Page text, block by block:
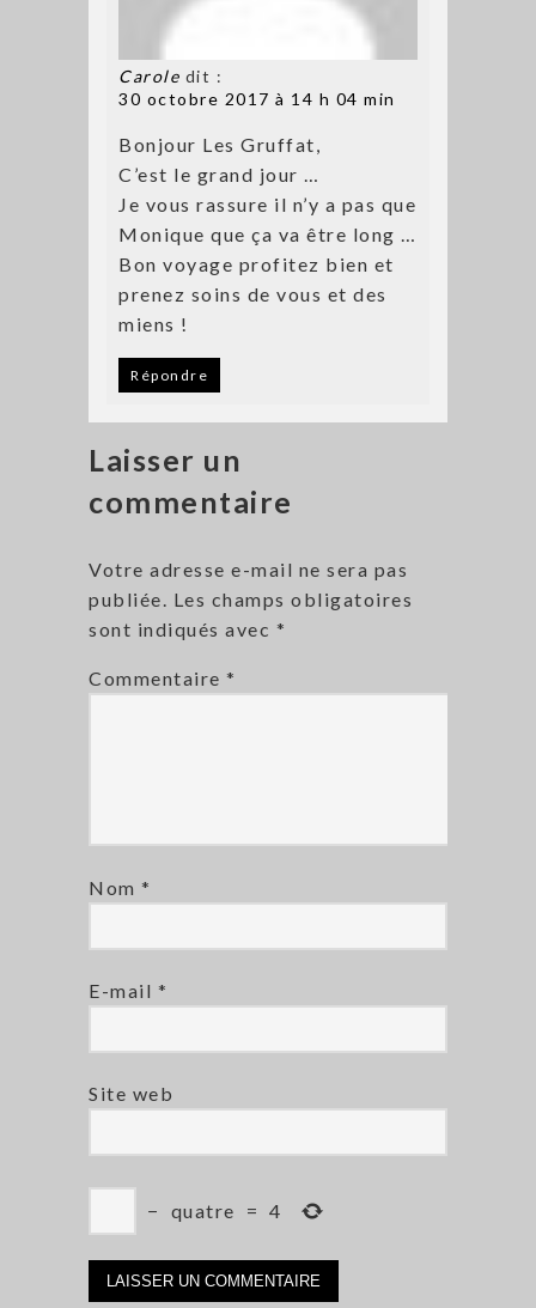
Carole dit :
30 octobre 2017 à 14 h 04 min
Bonjour Les Gruffat,
C’est le grand jour …
Je vous rassure il n’y a pas que
Monique que ça va être long …
Bon voyage profitez bien et
prenez soins de vous et des
miens !
Répondre
Laisser un
commentaire
Votre adresse e-mail ne sera pas
publiée. Les champs obligatoires
sont indiqués avec *
Commentaire *
Nom *
E-mail *
Site web
− quatre = 4